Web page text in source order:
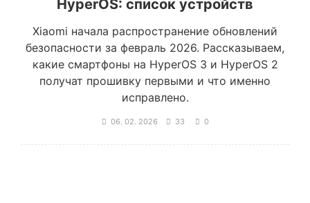
HyperOS: список устройств
Xiaomi начала распространение обновлений
безопасности за февраль 2026. Рассказываем,
какие смартфоны на HyperOS 3 и HyperOS 2
получат прошивку первыми и что именно
исправлено.
06. 02. 2026 33 0